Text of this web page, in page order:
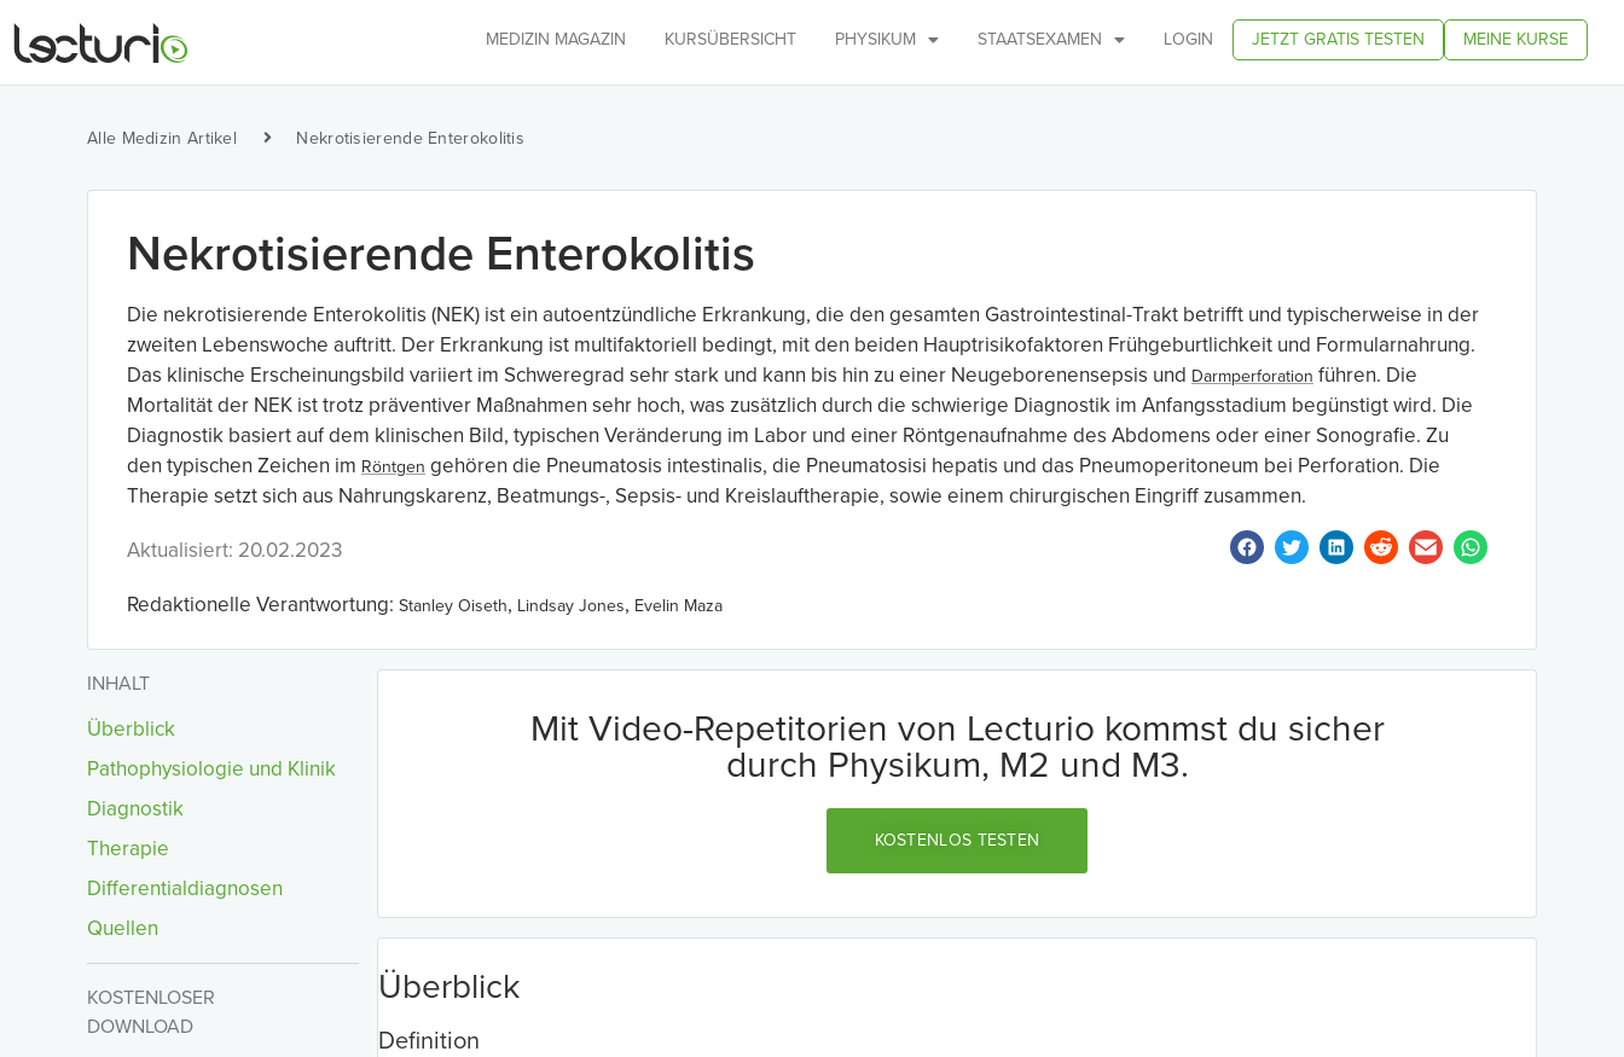
MEDIZIN MAGAZIN KURSÜBERSICHT PHYSIKUM STAATSEXAMEN LOGIN JETZT GRATIS TESTEN MEINE KURSE
Alle Medizin Artikel Nekrotisierende Enterokolitis
Nekrotisierende Enterokolitis
Die nekrotisierende Enterokolitis (NEK) ist ein autoentzündliche Erkrankung, die den gesamten Gastrointestinal-Trakt betrifft und typischerweise in der
zweiten Lebenswoche auftritt. Der Erkrankung ist multifaktoriell bedingt, mit den beiden Hauptrisikofaktoren Frühgeburtlichkeit und Formularnahrung.
Das klinische Erscheinungsbild variiert im Schweregrad sehr stark und kann bis hin zu einer Neugeborenensepsis und Darmperforation führen. Die
Mortalität der NEK ist trotz präventiver Maßnahmen sehr hoch, was zusätzlich durch die schwierige Diagnostik im Anfangsstadium begünstigt wird. Die
Diagnostik basiert auf dem klinischen Bild, typischen Veränderung im Labor und einer Röntgenaufnahme des Abdomens oder einer Sonografie. Zu
den typischen Zeichen im Röntgen gehören die Pneumatosis intestinalis, die Pneumatosisi hepatis und das Pneumoperitoneum bei Perforation. Die
Therapie setzt sich aus Nahrungskarenz, Beatmungs-, Sepsis- und Kreislauftherapie, sowie einem chirurgischen Eingriff zusammen.
Aktualisiert: 20.02.2023
Redaktionelle Verantwortung: Stanley Oiseth, Lindsay Jones, Evelin Maza
INHALT
Überblick
Pathophysiologie und Klinik
Diagnostik
Therapie
Differentialdiagnosen
Quellen
KOSTENLOSER
DOWNLOAD
Mit Video-Repetitorien von Lecturio kommst du sicher
durch Physikum, M2 und M3.
KOSTENLOS TESTEN
Überblick
Definition